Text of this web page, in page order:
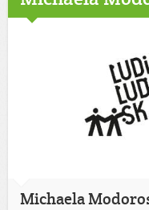
Michaela